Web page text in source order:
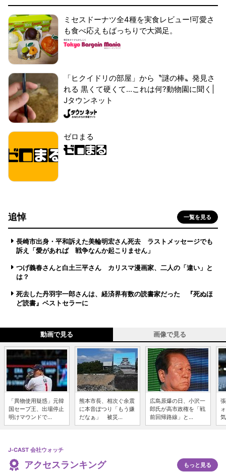
ミセスドーナツ全4種を実食レビュー!可愛さ
も食べ応えもばっちりで大満足。
「ヒクイドリの部屋」から〝謎の棒〟発見さ
れる 黒くて硬くて...これは何?動物園に聞く|
Jタウンネット
ゼロまる
追悼 一覧を見る
長崎市出身・平和訴えた美輪明宏さん死去 ラストメッセージでも
訴え「愛があれば 戦争なんか起こりません」
つげ義春さんと白土三平さん カリスマ漫画家、二人の「違い」と
は？
死去した丹羽宇一郎さんは、経済界有数の読書家だった 『死ぬほ
ど読書』ベストセラーに
動画で見る 画像で見る
「異物使用疑惑」元韓
国セーブ王、出場停止
明けマウンドで...
熊本市長、相次ぐ余震
に本音ぽつり「もう嫌
だなぁ」 被災...
広島原爆の日、小沢一
郎氏が高市政権を「戦
前回帰路線」と...
J-CAST 会社ウォッチ
アクセスランキング もっと見る